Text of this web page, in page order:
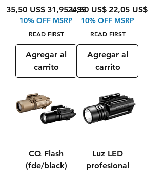
Precio
35,50 US$ Precio de oferta
31,95 US$
10% OFF MSRP
READ FIRST
Agregar al
carrito
Precio
24,50 US$ Precio de
22,05 US$
10% OFF MSRP
READ FIRST
Agregar al
carrito
CQ Flash
(fde/black)
Luz LED
profesional